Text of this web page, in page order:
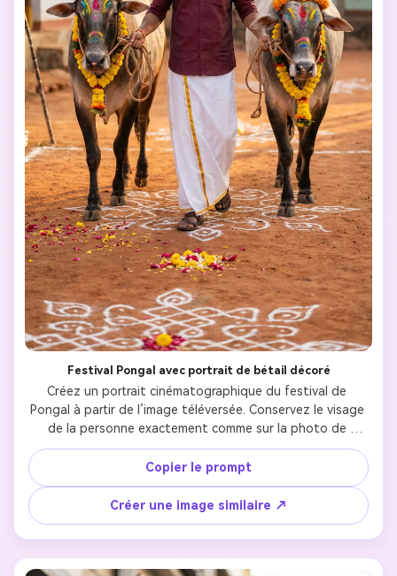
Festival Pongal avec portrait de bétail décoré
Créez un portrait cinématographique du festival de
Pongal à partir de l’image téléversée. Conservez le visage
de la personne exactement comme sur la photo de
référence, avec tous les traits, le teint et l’expression
naturelle. Habillez-le en veshti blanc traditionnel du sud
de l’Inde (dhoti) avec une chemise unie (verte, bordeaux
ou tons terre). Placez-le marchant confiant entre deux
taureaux décorés de guirlandes de soucis, cornes peintes
en jaune et orange, et ornements colorés sur le visage.
L’arrière-plan doit représenter un village rustique du sud
Copier le prompt
Créer une image similaire ↗